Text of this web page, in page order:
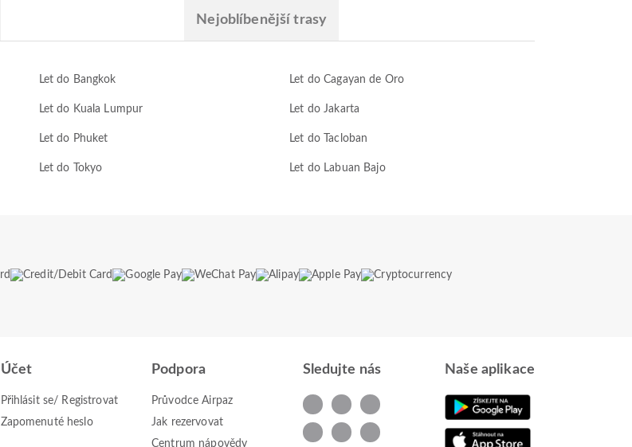
Nejoblíbenější trasy
Let do Bangkok Let do Cagayan de Oro
Let do Kuala Lumpur Let do Jakarta
Let do Phuket Let do Tacloban
Let do Tokyo Let do Labuan Bajo
Účet
Přihlásit se/ Registrovat
Zapomenuté heslo
Podpora
Průvodce Airpaz
Jak rezervovat
Centrum nápovědy
Sledujte nás Naše aplikace